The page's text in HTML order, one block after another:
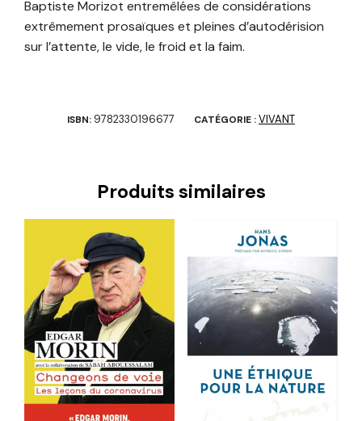
Baptiste Morizot entremêlées de considérations
extrêmement prosaïques et pleines d’autodérision
sur l’attente, le vide, le froid et la faim.
ISBN: 9782330196677 CATÉGORIE :VIVANT
Produits similaires